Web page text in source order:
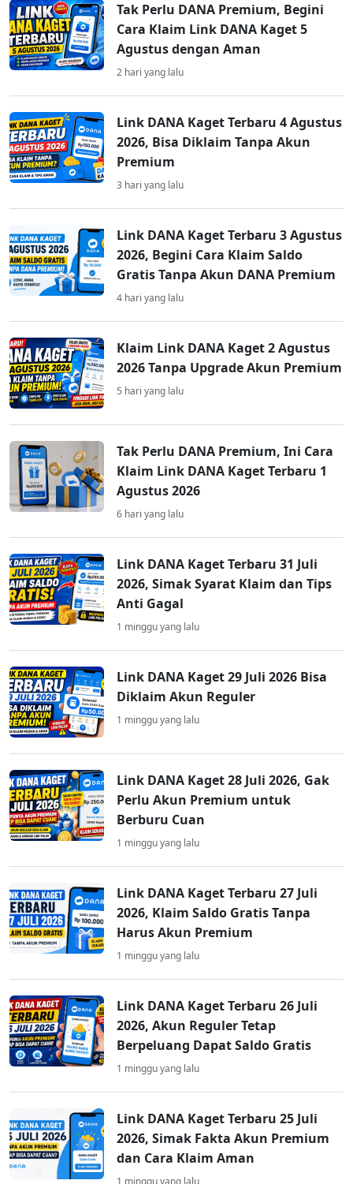
Tak Perlu DANA Premium, Begini
Cara Klaim Link DANA Kaget 5
Agustus dengan Aman
2 hari yang lalu
Link DANA Kaget Terbaru 4 Agustus
2026, Bisa Diklaim Tanpa Akun
Premium
3 hari yang lalu
Link DANA Kaget Terbaru 3 Agustus
2026, Begini Cara Klaim Saldo
Gratis Tanpa Akun DANA Premium
4 hari yang lalu
Klaim Link DANA Kaget 2 Agustus
2026 Tanpa Upgrade Akun Premium
5 hari yang lalu
Tak Perlu DANA Premium, Ini Cara
Klaim Link DANA Kaget Terbaru 1
Agustus 2026
6 hari yang lalu
Link DANA Kaget Terbaru 31 Juli
2026, Simak Syarat Klaim dan Tips
Anti Gagal
1 minggu yang lalu
Link DANA Kaget 29 Juli 2026 Bisa
Diklaim Akun Reguler
1 minggu yang lalu
Link DANA Kaget 28 Juli 2026, Gak
Perlu Akun Premium untuk
Berburu Cuan
1 minggu yang lalu
Link DANA Kaget Terbaru 27 Juli
2026, Klaim Saldo Gratis Tanpa
Harus Akun Premium
1 minggu yang lalu
Link DANA Kaget Terbaru 26 Juli
2026, Akun Reguler Tetap
Berpeluang Dapat Saldo Gratis
1 minggu yang lalu
Link DANA Kaget Terbaru 25 Juli
2026, Simak Fakta Akun Premium
dan Cara Klaim Aman